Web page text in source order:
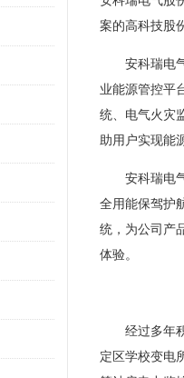
案的高科技股
安科瑞电气
业能源管控平
统、电气火灾
助用户实现能
安科瑞电气
全用能保驾护
统，为公司产
体验。
经过多年积
定区学校变电